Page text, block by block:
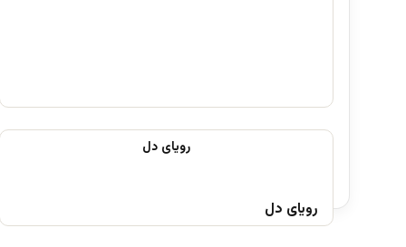
رویای دل